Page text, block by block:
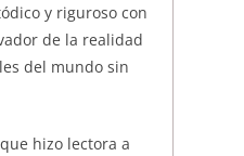
y riguroso con
de la realidad
del mundo sin
hizo lectora a